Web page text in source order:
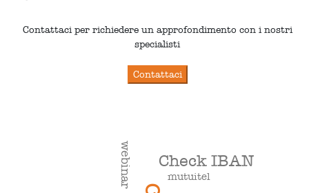
Contattaci per richiedere un approfondimento con i nostri
specialisti
Check IBAN
webinar mutuitel